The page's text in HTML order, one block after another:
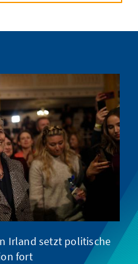
Irland setzt politische
fort